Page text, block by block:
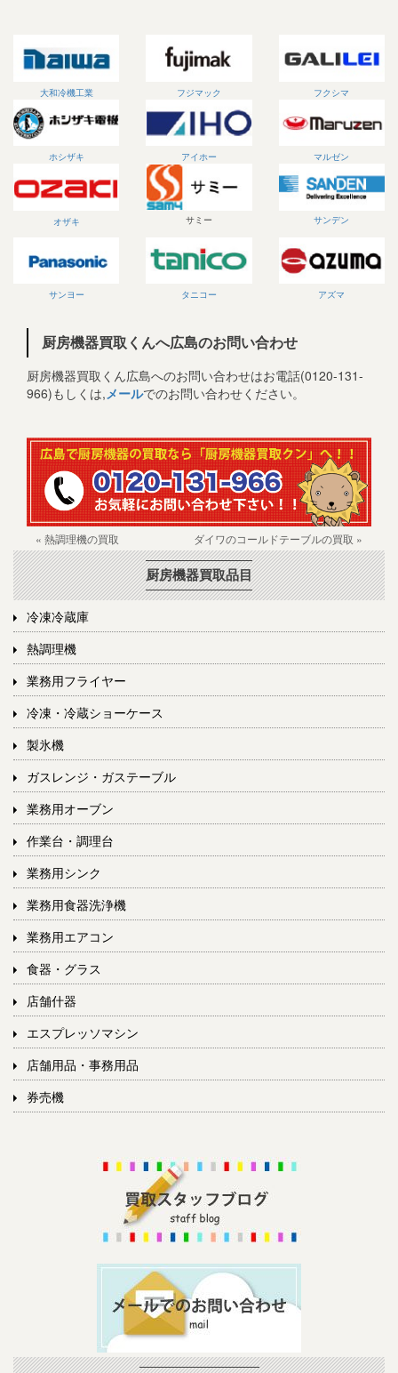
大和冷機工業 フジマック フクシマ
ホシザキ アイホー マルゼン
オザキ サミー サンデン
サンヨー タニコー アズマ
厨房機器買取くんへ広島のお問い合わせ
厨房機器買取くん広島へのお問い合わせはお電話(0120-131-
966)もしくは,メールでのお問い合わせください。
« 熱調理機の買取 ダイワのコールドテーブルの買取 »
厨房機器買取品目
冷凍冷蔵庫
熱調理機
業務用フライヤー
冷凍・冷蔵ショーケース
製氷機
ガスレンジ・ガステーブル
業務用オーブン
作業台・調理台
業務用シンク
業務用食器洗浄機
業務用エアコン
食器・グラス
店舗什器
エスプレッソマシン
店舗用品・事務用品
券売機